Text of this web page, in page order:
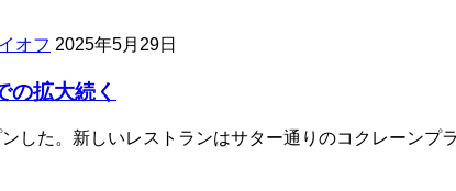
オフ 2025年5月29日
拡大続く
した。新しいレストランはサター通りのコクレーンプ